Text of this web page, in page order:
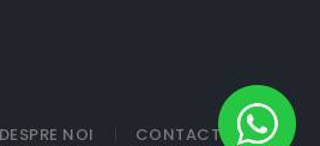
DESPRE NOI CONTACT